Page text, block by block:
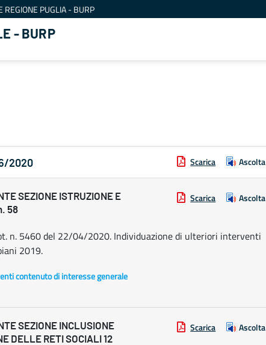
REGIONE PUGLIA - BURP
- BURP
2020 Scarica Ascolta
SEZIONE ISTRUZIONE E
58
Scarica Ascolta
n. 5460 del 22/04/2020. Individuazione di ulteriori interventi
2019.
contenuto di interesse generale
SEZIONE INCLUSIONE
DELLE RETI SOCIALI 12
Scarica Ascolta